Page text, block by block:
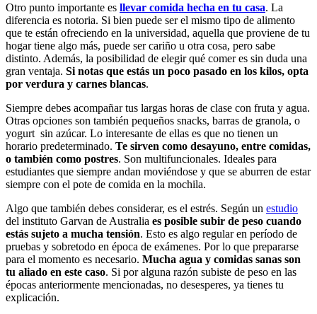
Otro punto importante es llevar comida hecha en tu casa. La
diferencia es notoria. Si bien puede ser el mismo tipo de alimento
que te están ofreciendo en la universidad, aquella que proviene de tu
hogar tiene algo más, puede ser cariño u otra cosa, pero sabe
distinto. Además, la posibilidad de elegir qué comer es sin duda una
gran ventaja. Si notas que estás un poco pasado en los kilos, opta
por verdura y carnes blancas.
Siempre debes acompañar tus largas horas de clase con fruta y agua.
Otras opciones son también pequeños snacks, barras de granola, o
yogurt sin azúcar. Lo interesante de ellas es que no tienen un
horario predeterminado. Te sirven como desayuno, entre comidas,
o también como postres. Son multifuncionales. Ideales para
estudiantes que siempre andan moviéndose y que se aburren de estar
siempre con el pote de comida en la mochila.
Algo que también debes considerar, es el estrés. Según un estudio
del instituto Garvan de Australia es posible subir de peso cuando
estás sujeto a mucha tensión. Esto es algo regular en período de
pruebas y sobretodo en época de exámenes. Por lo que prepararse
para el momento es necesario. Mucha agua y comidas sanas son
tu aliado en este caso. Si por alguna razón subiste de peso en las
épocas anteriormente mencionadas, no desesperes, ya tienes tu
explicación.